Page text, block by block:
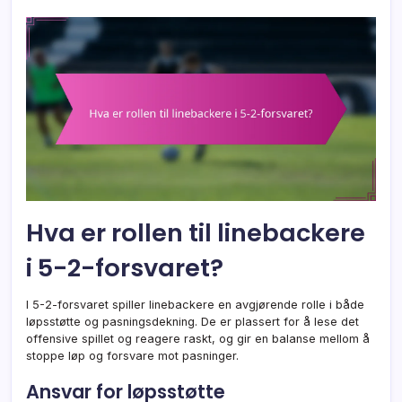
Hva er rollen til linebackere
i 5-2-forsvaret?
I 5-2-forsvaret spiller linebackere en avgjørende rolle i både
løpsstøtte og pasningsdekning. De er plassert for å lese det
offensive spillet og reagere raskt, og gir en balanse mellom å
stoppe løp og forsvare mot pasninger.
Ansvar for løpsstøtte